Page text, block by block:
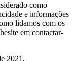
como
e informações
lidamos com os
em contactar-
2021.